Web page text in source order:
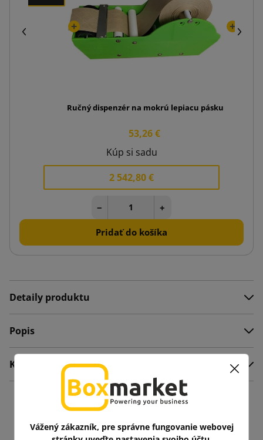
Ručný dispenzér na mokrú lepiacu pásku
53,26 €
Kúp si sadu
2 542,80 €
− +
Pridať do košíka
Detaily produktu
Popis
Komentáre
Mohlo by vás zaujať aj
Vážený zákazník, pre správne fungovanie webovej